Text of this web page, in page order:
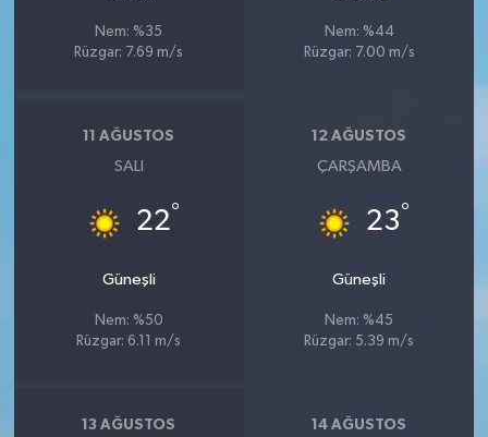
Nem: %35
Rüzgar: 7.69 m/s
Nem: %44
Rüzgar: 7.00 m/s
11 AĞUSTOS
SALI
22°
Güneşli
Nem: %50
Rüzgar: 6.11 m/s
12 AĞUSTOS
ÇARŞAMBA
23°
Güneşli
Nem: %45
Rüzgar: 5.39 m/s
13 AĞUSTOS 14 AĞUSTOS